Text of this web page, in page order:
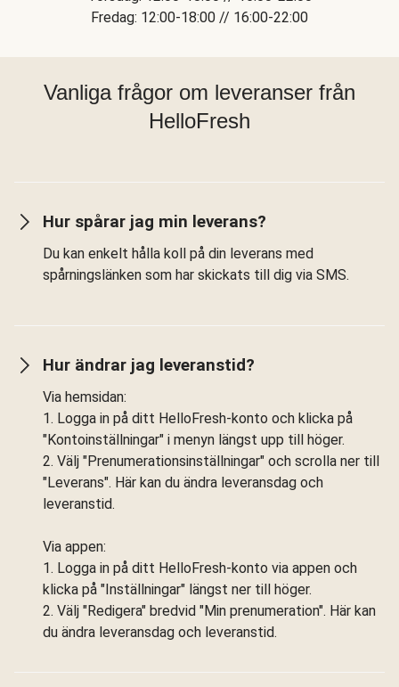
Fredag: 12:00-18:00 // 16:00-22:00
Vanliga frågor om leveranser från
HelloFresh
Hur spårar jag min leverans?
Du kan enkelt hålla koll på din leverans med
spårningslänken som har skickats till dig via SMS.
Hur ändrar jag leveranstid?
Via hemsidan:
1. Logga in på ditt HelloFresh-konto och klicka på
"Kontoinställningar" i menyn längst upp till höger.
2. Välj "Prenumerationsinställningar" och scrolla ner till
"Leverans". Här kan du ändra leveransdag och
leveranstid.
Via appen:
1. Logga in på ditt HelloFresh-konto via appen och
klicka på "Inställningar" längst ner till höger.
2. Välj "Redigera" bredvid "Min prenumeration". Här kan
du ändra leveransdag och leveranstid.